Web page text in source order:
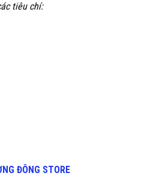
tiêu chí:
ĐÔNG STORE